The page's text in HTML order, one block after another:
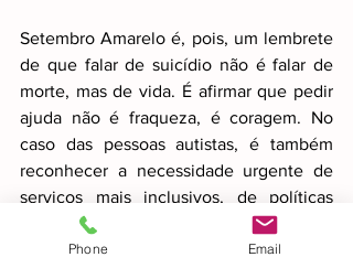
Setembro Amarelo é, pois, um lembrete
de que falar de suicídio não é falar de
morte, mas de vida. É afirmar que pedir
ajuda não é fraqueza, é coragem. No
caso das pessoas autistas, é também
reconhecer a necessidade urgente de
serviços mais inclusivos, de políticas
públicas que reduzam barreiras, de uma
sociedade que saiba acolher a
Phone Email